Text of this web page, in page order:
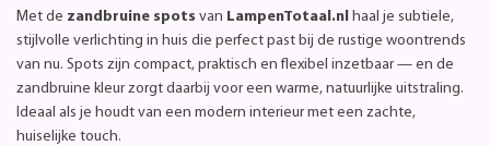
Met de zandbruine spots van LampenTotaal.nl haal je subtiele,
stijlvolle verlichting in huis die perfect past bij de rustige woontrends
van nu. Spots zijn compact, praktisch en flexibel inzetbaar — en de
zandbruine kleur zorgt daarbij voor een warme, natuurlijke uitstraling.
Ideaal als je houdt van een modern interieur met een zachte,
huiselijke touch.